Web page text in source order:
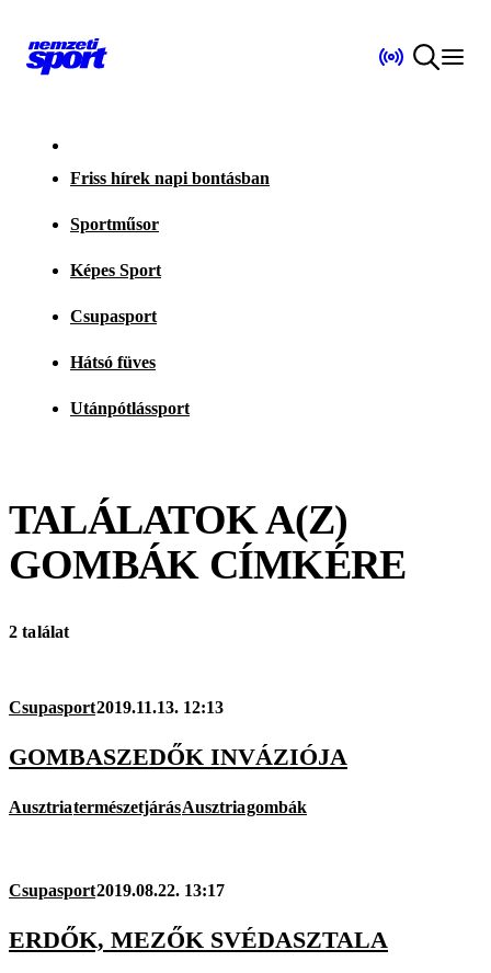
Friss hírek napi bontásban
Sportműsor
Képes Sport
Csupasport
Hátsó füves
Utánpótlássport
TALÁLATOK A(Z)
GOMBÁKCÍMKÉRE
2 találat
Csupasport2019.11.13. 12:13
GOMBASZEDŐK INVÁZIÓJA
AusztriatermészetjárásAusztriagombák
Csupasport2019.08.22. 13:17
ERDŐK, MEZŐK SVÉDASZTALA